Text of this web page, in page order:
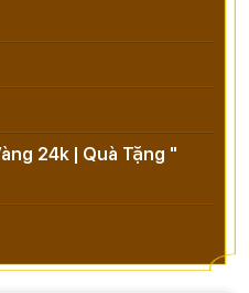
24k | Quà Tặng "